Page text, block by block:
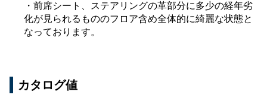
・前席シート、ステアリングの革部分に多少の経年劣
化が見られるもののフロア含め全体的に綺麗な状態と
なっております。
カタログ値